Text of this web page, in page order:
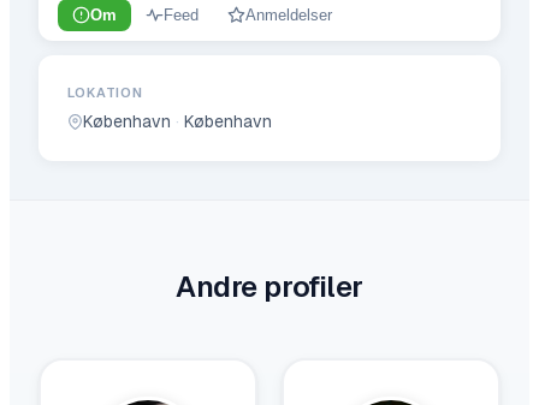
Om Feed Anmeldelser
LOKATION
København · København
Andre profiler